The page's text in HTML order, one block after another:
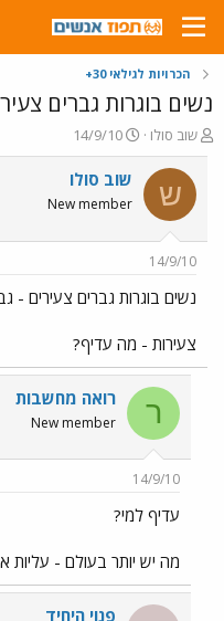
הכרויות לגילאי 30+
נשים בוגרות גברים
פ
ו
ת
ח
ה
ו
ש
א
שוב סולו
פ
ו
ר
ם
ר
14/9/10
ש שוב סולו
New member
14/9/10
נשים בוגרות גברים צעירים -
צעירות - מה עדיף?
ר רואה מחשבות
New member
14/9/10
עדיף למי?
מה יש יותר בעולם - עליות
פנוי היחיד